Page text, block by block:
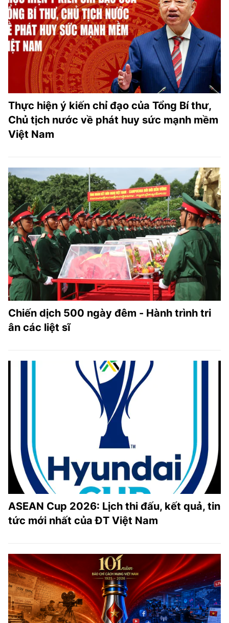
Thực hiện ý kiến chỉ đạo của Tổng Bí thư,
Chủ tịch nước về phát huy sức mạnh mềm
Việt Nam
Chiến dịch 500 ngày đêm - Hành trình tri
ân các liệt sĩ
ASEAN Cup 2026: Lịch thi đấu, kết quả, tin
tức mới nhất của ĐT Việt Nam